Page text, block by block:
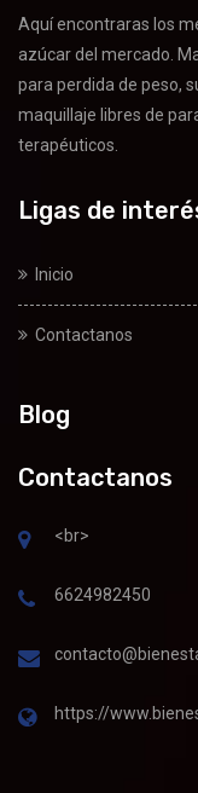
Aquí encontraras los
azúcar del mercado.
para perdida de peso,
maquillaje libres de
terapéuticos.
Ligas de
Inicio
Contactanos
Blog
Contactanos
<br>
6624982450
https://